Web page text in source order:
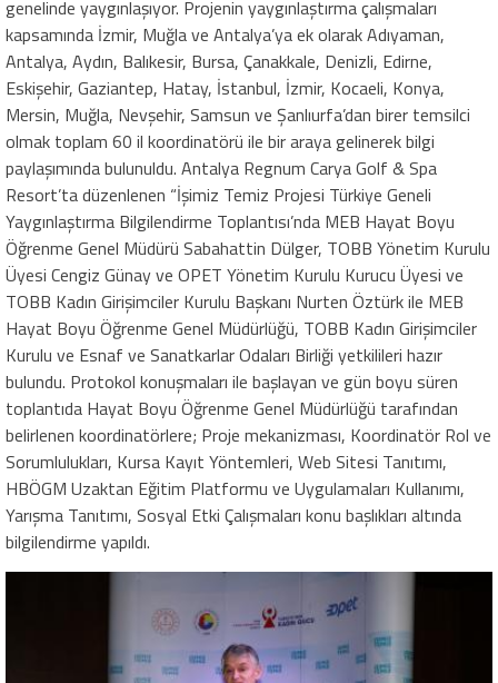
genelinde yaygınlaşıyor. Projenin yaygınlaştırma çalışmaları
kapsamında İzmir, Muğla ve Antalya’ya ek olarak Adıyaman,
Antalya, Aydın, Balıkesir, Bursa, Çanakkale, Denizli, Edirne,
Eskişehir, Gaziantep, Hatay, İstanbul, İzmir, Kocaeli, Konya,
Mersin, Muğla, Nevşehir, Samsun ve Şanlıurfa’dan birer temsilci
olmak toplam 60 il koordinatörü ile bir araya gelinerek bilgi
paylaşımında bulunuldu. Antalya Regnum Carya Golf & Spa
Resort’ta düzenlenen “İşimiz Temiz Projesi Türkiye Geneli
Yaygınlaştırma Bilgilendirme Toplantısı’nda MEB Hayat Boyu
Öğrenme Genel Müdürü Sabahattin Dülger, TOBB Yönetim Kurulu
Üyesi Cengiz Günay ve OPET Yönetim Kurulu Kurucu Üyesi ve
TOBB Kadın Girişimciler Kurulu Başkanı Nurten Öztürk ile MEB
Hayat Boyu Öğrenme Genel Müdürlüğü, TOBB Kadın Girişimciler
Kurulu ve Esnaf ve Sanatkarlar Odaları Birliği yetkilileri hazır
bulundu. Protokol konuşmaları ile başlayan ve gün boyu süren
toplantıda Hayat Boyu Öğrenme Genel Müdürlüğü tarafından
belirlenen koordinatörlere; Proje mekanizması, Koordinatör Rol ve
Sorumlulukları, Kursa Kayıt Yöntemleri, Web Sitesi Tanıtımı,
HBÖGM Uzaktan Eğitim Platformu ve Uygulamaları Kullanımı,
Yarışma Tanıtımı, Sosyal Etki Çalışmaları konu başlıkları altında
bilgilendirme yapıldı.